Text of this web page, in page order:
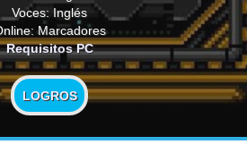
Voces: Inglés
Marcadores
Requisitos PC
LOGROS